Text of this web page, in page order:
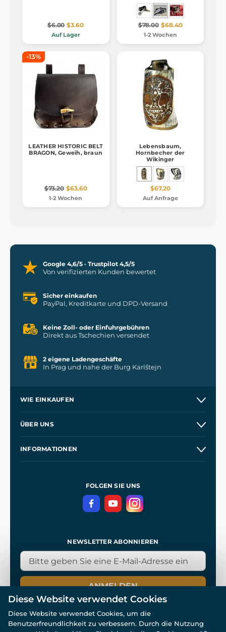
$6.00 $3.60
Auf Lager
$78.00 $68.40
1-2 Wochen
-13%
LEATHER HISTORIC BELT
BRAGON, Geweih, braun
$73.20 $63.60
1-2 Wochen
Lebensbaum,
Hornbecher der
Wikinger
$67.20
Auf Anfrage
Google 4,6/5 · Trustpilot 4,5/5
Von verifizierten Kunden bewertet
Sicher einkaufen
PayPal, Kreditkarte und DPD-Versand
Keine Zoll- oder Einfuhrgebühren
Direkt aus Tschechien versendet
2 eigene Ladengeschäfte
In Prag und nahe der Burg Karlštejn
WIE EINKAUFEN
Kontakt
ÜBER UNS
INFORMATIONEN
DatenschutzerklärungFOLGEN SIE UNS
NEWSLETTER ABONNIEREN
ANMELDEN
Diese Website verwendet Cookies
Diese Website verwendet Cookies, um die
Benutzerfreundlichkeit zu verbessern. Durch die Nutzung